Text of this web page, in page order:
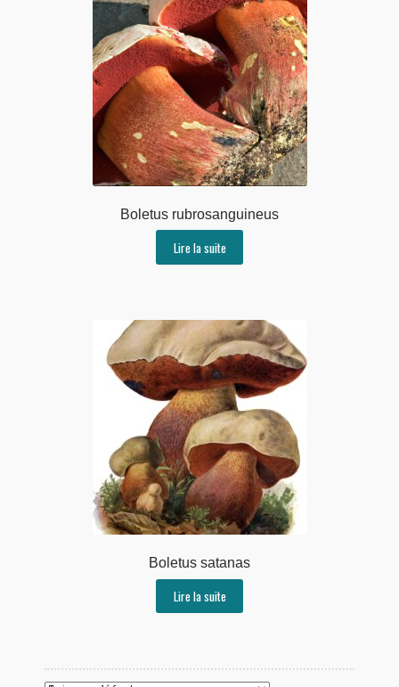
Boletus rubrosanguineus
Lire la suite
Boletus satanas
Lire la suite